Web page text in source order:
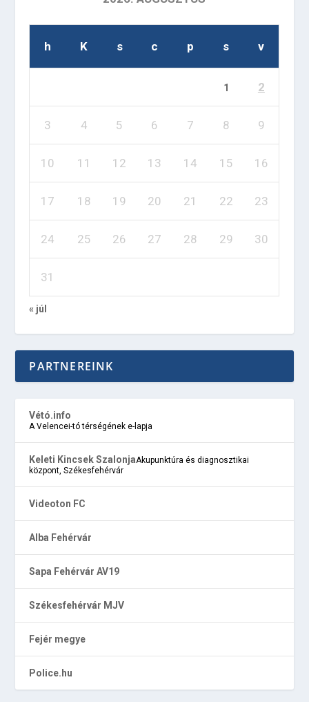
h K s c p s v
1 2
3 4 5 6 7 8 9
10 11 12 13 14 15 16
17 18 19 20 21 22 23
24 25 26 27 28 29 30
31
« júl
PARTNEREINK
Vétó.info
A Velencei-tó térségének e-lapja
Keleti Kincsek SzalonjaAkupunktúra és diagnosztikai
központ, Székesfehérvár
Videoton FC
Alba Fehérvár
Sapa Fehérvár AV19
Székesfehérvár MJV
Fejér megye
Police.hu